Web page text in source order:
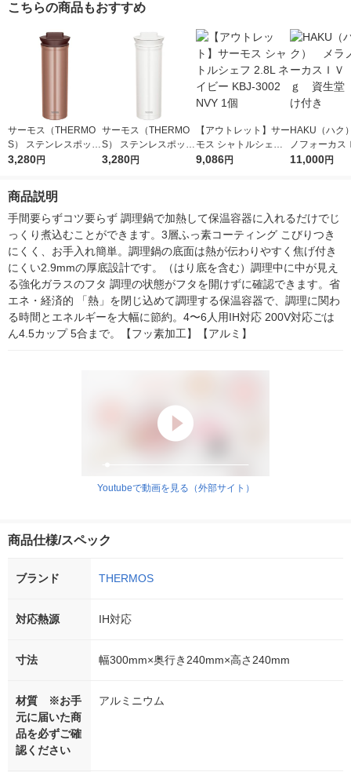
こちらの商品もおすすめ
サーモス（THERMO
S） ステンレスポット
1050ml ブロンズ TTD
3,280円
サーモス（THERMO
S） ステンレスポット
1050ml ホワイト TTD
3,280円
【アウトレット】サー
モス シャトルシェフ
2.8L ネイビー KBJ-30
9,086円
HAKU（ハ
ノフォーカ
5ｇ 資生堂
11,000円
商品説明
手間要らずコツ要らず 調理鍋で加熱して保温容器に入れるだけでじ
っくり煮込むことができます。3層ふっ素コーティング こびりつき
にくく、お手入れ簡単。調理鍋の底面は熱が伝わりやすく焦げ付き
にくい2.9mmの厚底設計です。（はり底を含む）調理中に中が見え
る強化ガラスのフタ 調理の状態がフタを開けずに確認できます。省
エネ・経済的 「熱」を閉じ込めて調理する保温容器で、調理に関わ
る時間とエネルギーを大幅に節約。4〜6人用IH対応 200V対応ごは
ん4.5カップ 5合まで。【フッ素加工】【アルミ】
Youtubeで動画を見る（外部サイト）
商品仕様/スペック
ブランド THERMOS
対応熱源 IH対応
寸法 幅300mm×奥行き240mm×高さ240mm
材質 ※お手
元に届いた商
品を必ずご確
認ください
アルミニウム